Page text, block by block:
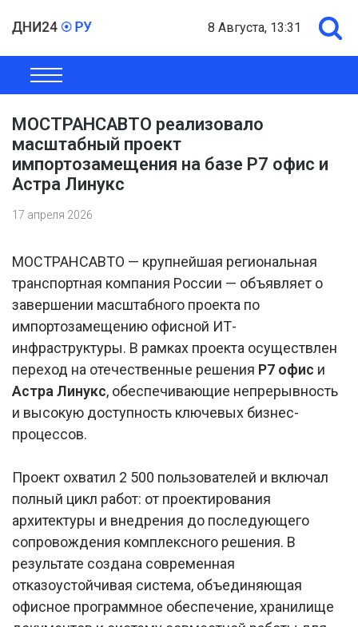
8 Августа, 13:31
ОБЩЕСТВО
МОСТРАНСАВТО реализовало
масштабный проект
импортозамещения на базе Р7 офис и
Астра Линукс
17 апреля 2026
МОСТРАНСАВТО — крупнейшая региональная
транспортная компания России — объявляет о
завершении масштабного проекта по
импортозамещению офисной ИТ-
инфраструктуры. В рамках проекта осуществлен
переход на отечественные решения Р7 офис и
Астра Линукс, обеспечивающие непрерывность
и высокую доступность ключевых бизнес-
процессов.
Проект охватил 2 500 пользователей и включал
полный цикл работ: от проектирования
архитектуры и внедрения до последующего
сопровождения комплексного решения. В
результате создана современная
отказоустойчивая система, объединяющая
офисное программное обеспечение, хранилище